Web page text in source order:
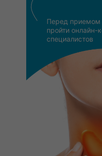
Перед
пройти онлайн-
специалистов